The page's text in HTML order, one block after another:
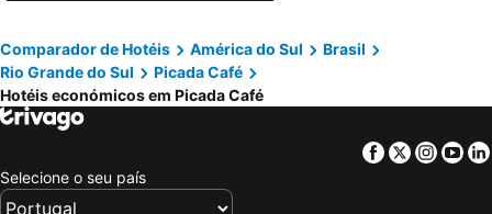
Comparador de Hotéis América do Sul
Brasil
Rio Grande do Sul
Picada Café
Hotéis económicos em Picada Café
Facebook
Twitter
Selecione o seu país